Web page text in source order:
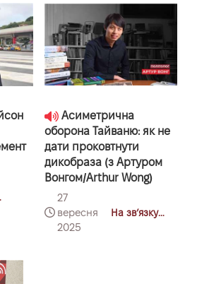
Асиметрична
оборона Тайваню: як не
дати проковтнути
дикобраза (з Артуром
Вонгом/Arthur Wong)
27
вересня
2025
На звʼязку